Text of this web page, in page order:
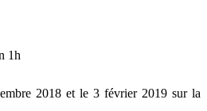
1h
2018 et le 3 février 2019 sur la